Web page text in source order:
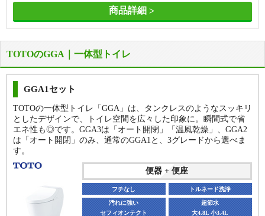
商品詳細
便器 + 便座
フチなし トルネード洗浄
セフィオンテクト
大3.8L 小3.0L
フルカバー
壁リモコン オート開閉
瞬間式 オート便器洗浄
便器 + 便座
フチなし トルネード洗浄
セフィオンテクト
大3.8L 小3.0L
フルカバー
壁リモコン オート開閉
瞬間式 オート便器洗浄
TOTOのGGA｜一体型トイレ
GGA1セット
TOTOの一体型トイレ「GGA」は、タンクレスのようなスッキリ
としたデザインで、トイレ空間を広々した印象に。瞬間式で省
エネ性も◎です。GGA3は「オート開閉」「温風乾燥」、GGA2
は「オート開閉」のみ、通常のGGA1と、3グレードから選べま
す。
便器 + 便座
フチなし トルネード洗浄
汚れに強い
セフィオンテクト
超節水
大4.8L 小3.4L